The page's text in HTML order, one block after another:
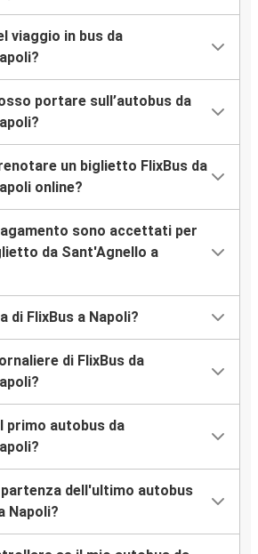
viaggio in bus da
portare sull’autobus da
un biglietto FlixBus da
online?
sono accettati per
da Sant'Agnello a
di FlixBus a Napoli?
di FlixBus da
primo autobus da
dell'ultimo autobus
Napoli?